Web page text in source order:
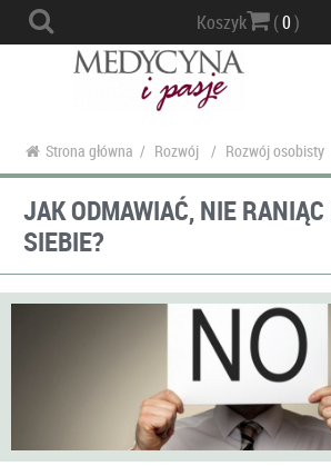
Koszyk (0)
Strona główna / Rozwój / Rozwój osobisty
JAK ODMAWIAĆ, NIE
SIEBIE?